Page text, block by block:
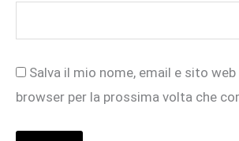
Salva il mio nome, email e sito
browser per la prossima volta che